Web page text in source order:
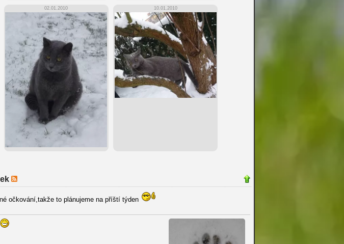
02.01.2010 10.01.2010
očkování,takže to plánujeme na příští týden